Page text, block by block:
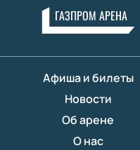
ГАЗПРОМ АРЕНА
Афиша и билеты
Новости
Об арене
О нас